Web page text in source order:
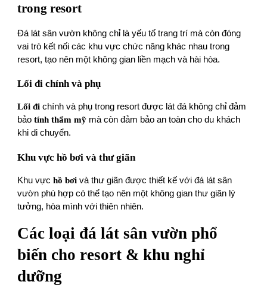
trong resort
Đá lát sân vườn không chỉ là yếu tố trang trí mà còn đóng
vai trò kết nối các khu vực chức năng khác nhau trong
resort, tạo nên một không gian liền mạch và hài hòa.
Lối đi chính và phụ
Lối đi chính và phụ trong resort được lát đá không chỉ đảm
bảotính thẩm mỹ mà còn đảm bảo an toàn cho du khách
khi di chuyển.
Khu vực hồ bơi và thư giãn
Khu vựchồ bơi và thư giãn được thiết kế với đá lát sân
vườn phù hợp có thể tạo nên một không gian thư giãn lý
tưởng, hòa mình với thiên nhiên.
Các loại đá lát sân vườn phổ
biến cho resort & khu nghỉ
dưỡng